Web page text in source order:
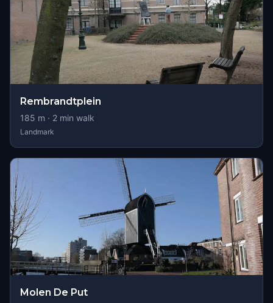
Rembrandtplein
185 m · 2 min walk
Landmark
Molen De Put